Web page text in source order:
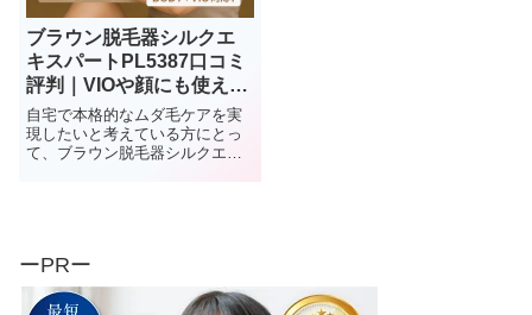
ブラウン脱毛器シルクエ
キスパートPL5387口コミ
評判｜VIOや顔にも使え
る？効果と痛みを徹底解
説
自宅で本格的なムダ毛ケアを実
現したいと考えている方にとっ
て、ブラウン脱毛器シルクエキ
ど...
ーPRー